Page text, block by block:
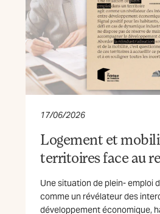
17/06/2026
Logement et
territoires face au
Une situation de plein- emploi
comme un révélateur des
développement économique,